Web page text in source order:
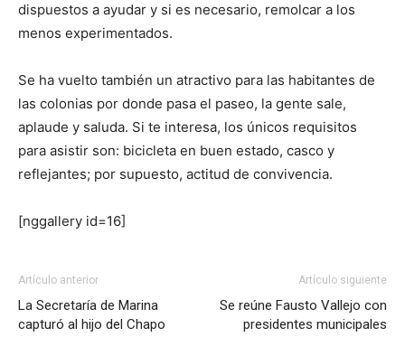
dispuestos a ayudar y si es necesario, remolcar a los
menos experimentados.
Se ha vuelto también un atractivo para las habitantes de
las colonias por donde pasa el paseo, la gente sale,
aplaude y saluda. Si te interesa, los únicos requisitos
para asistir son: bicicleta en buen estado, casco y
reflejantes; por supuesto, actitud de convivencia.
[nggallery id=16]
Artículo anterior
La Secretaría de Marina
capturó al hijo del Chapo
Artículo siguiente
Se reúne Fausto Vallejo con
presidentes municipales